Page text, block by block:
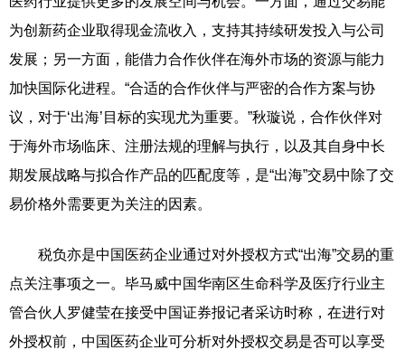
为创新药企业取得现金流收入，支持其持续研发投入与公司
发展；另一方面，能借力合作伙伴在海外市场的资源与能力
加快国际化进程。“合适的合作伙伴与严密的合作方案与协
议，对于‘出海’目标的实现尤为重要。”秋璇说，合作伙伴对
于海外市场临床、注册法规的理解与执行，以及其自身中长
期发展战略与拟合作产品的匹配度等，是“出海”交易中除了交
易价格外需要更为关注的因素。
税负亦是中国医药企业通过对外授权方式“出海”交易的重
点关注事项之一。毕马威中国华南区生命科学及医疗行业主
管合伙人罗健莹在接受中国证券报记者采访时称，在进行对
外授权前，中国医药企业可分析对外授权交易是否可以享受